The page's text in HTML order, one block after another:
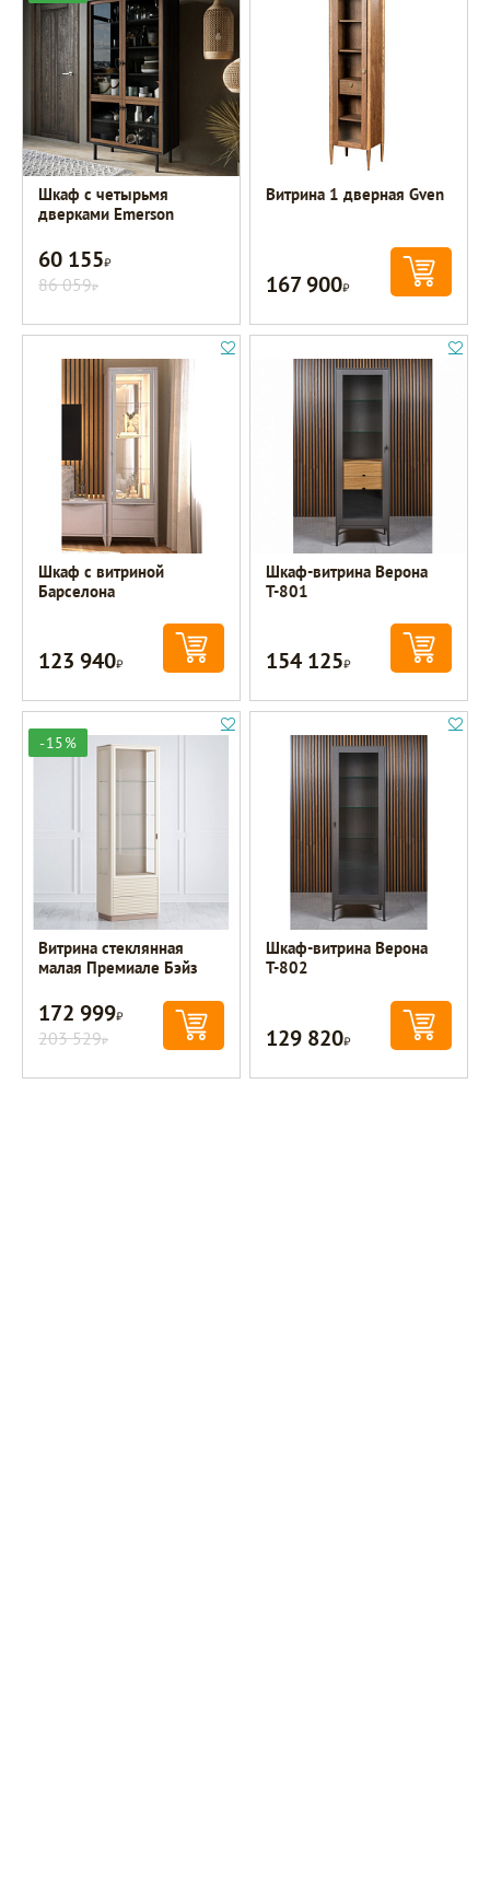
Шкаф с четырьмя
дверками Emerson
60 155Р
86 059Р
Витрина 1 дверная Gven
167 900Р
Шкаф с витриной
Барселона
123 940Р
Шкаф-витрина Верона
Т-801
154 125Р
-15%
Витрина стеклянная
малая Премиале Бэйз
172 999Р
203 529Р
Шкаф-витрина Верона
Т-802
129 820Р